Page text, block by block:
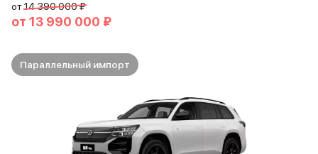
от14 390 000 ₽
от 13 990 000 ₽
Параллельный импорт